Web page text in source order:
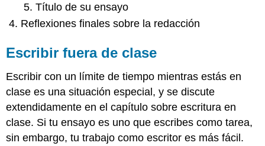
Título de su ensayo
Reflexiones finales sobre la redacción
Escribir fuera de clase
Escribir con un límite de tiempo mientras estás en
clase es una situación especial, y se discute
extendidamente en el capítulo sobre escritura en
clase. Si tu ensayo es uno que escribes como tarea,
sin embargo, tu trabajo como escritor es más fácil.